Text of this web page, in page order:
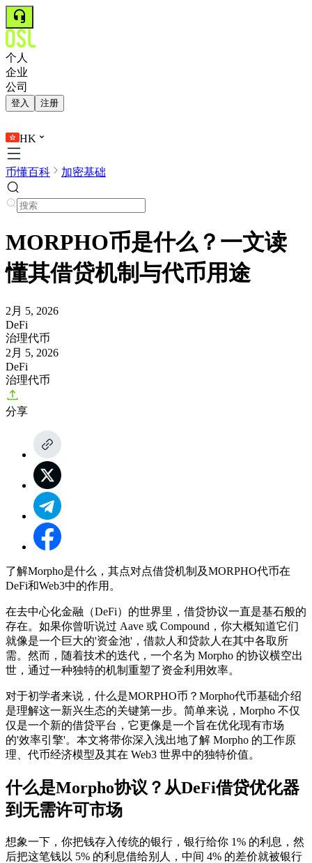
个人
企业
公司
登入 注册
HK
币懂百科 加密基础
MORPHO币是什么？一文读
懂其借贷机制与代币用途
2月 5, 2026
DeFi
治理代币
2月 5, 2026
DeFi
治理代币
分享
了解Morpho是什么，其点对点借贷机制及MORPHO代币在
DeFi和Web3中的作用。
在去中心化金融（DeFi）的世界里，借贷协议一直是基石般的
存在。如果你曾听说过 Aave 或 Compound，你大概知道它们
就像是一个巨大的'资金池'，借款人和贷款人在其中各取所
需。然而，随着技术的迭代，一个名为 Morpho 的协议横空出
世，通过一种独特的机制重塑了资金利用效率。
对于初学者来说， 什么是MORPHO币？Morpho代币基础介绍
是理解这一新兴生态的关键第一步。简单来说，Morpho 不仅
仅是一个新的借贷平台，它更像是一个旨在优化现有市场
的'效率引擎'。本文将带你深入浅出地了解 Morpho 的工作原
理、代币经济模型及其在 Web3 世界中的独特价值。
什么是Morpho协议？从DeFi借贷优化器
到无需许可市场
想象一下，你把钱存入传统的银行，银行给你 1% 的利息，然
后把这笔钱以 5% 的利息借给别人，中间 4% 的差价就被银行